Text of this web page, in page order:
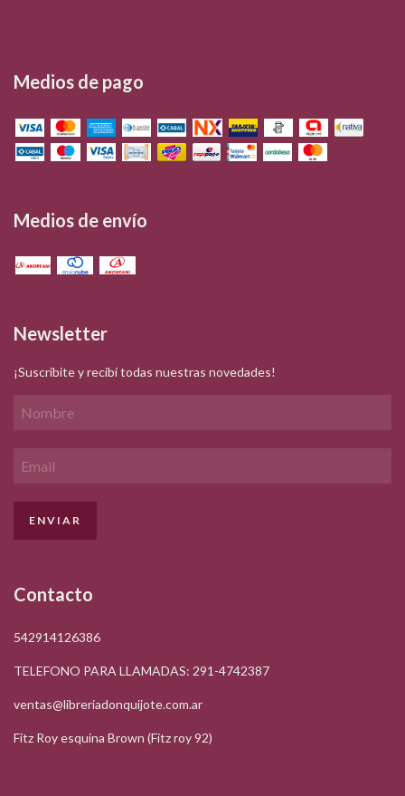
Medios de pago
Medios de envío
Newsletter
¡Suscribite y recibí todas nuestras novedades!
Contacto
542914126386
TELEFONO PARA LLAMADAS: 291-4742387
ventas@libreriadonquijote.com.ar
Fitz Roy esquina Brown (Fitz roy 92)